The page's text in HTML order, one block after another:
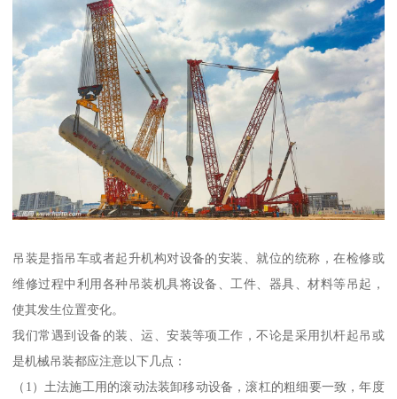
吊装是指吊车或者起升机构对设备的安装、就位的统称，在检修或
维修过程中利用各种吊装机具将设备、工件、器具、材料等吊起，
使其发生位置变化。
我们常遇到设备的装、运、安装等项工作，不论是采用扒杆起吊或
是机械吊装都应注意以下几点：
（1）土法施工用的滚动法装卸移动设备，滚杠的粗细要一致，年度